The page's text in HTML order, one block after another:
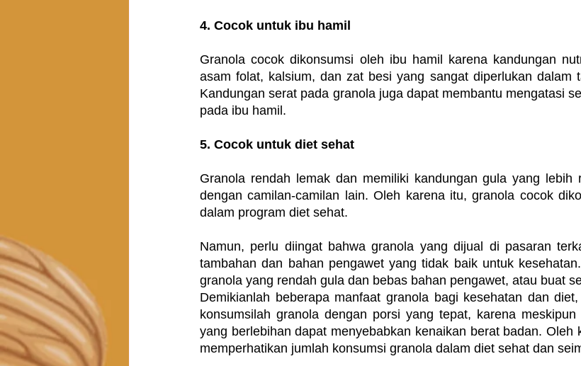
4. Cocok untuk ibu hamil
Granola cocok dikonsumsi oleh ibu hamil karena kandungan
asam folat, kalsium, dan zat besi yang sangat diperlukan dalam
Kandungan serat pada granola juga dapat membantu mengatasi
pada ibu hamil.
5. Cocok untuk diet sehat
Granola rendah lemak dan memiliki kandungan gula yang lebih
dengan camilan-camilan lain. Oleh karena itu, granola cocok
dalam program diet sehat.
Namun, perlu diingat bahwa granola yang dijual di pasaran
tambahan dan bahan pengawet yang tidak baik untuk
granola yang rendah gula dan bebas bahan pengawet, atau buat
Demikianlah beberapa manfaat granola bagi kesehatan dan
konsumsilah granola dengan porsi yang tepat, karena
yang berlebihan dapat menyebabkan kenaikan berat badan. Oleh
memperhatikan jumlah konsumsi granola dalam diet sehat dan